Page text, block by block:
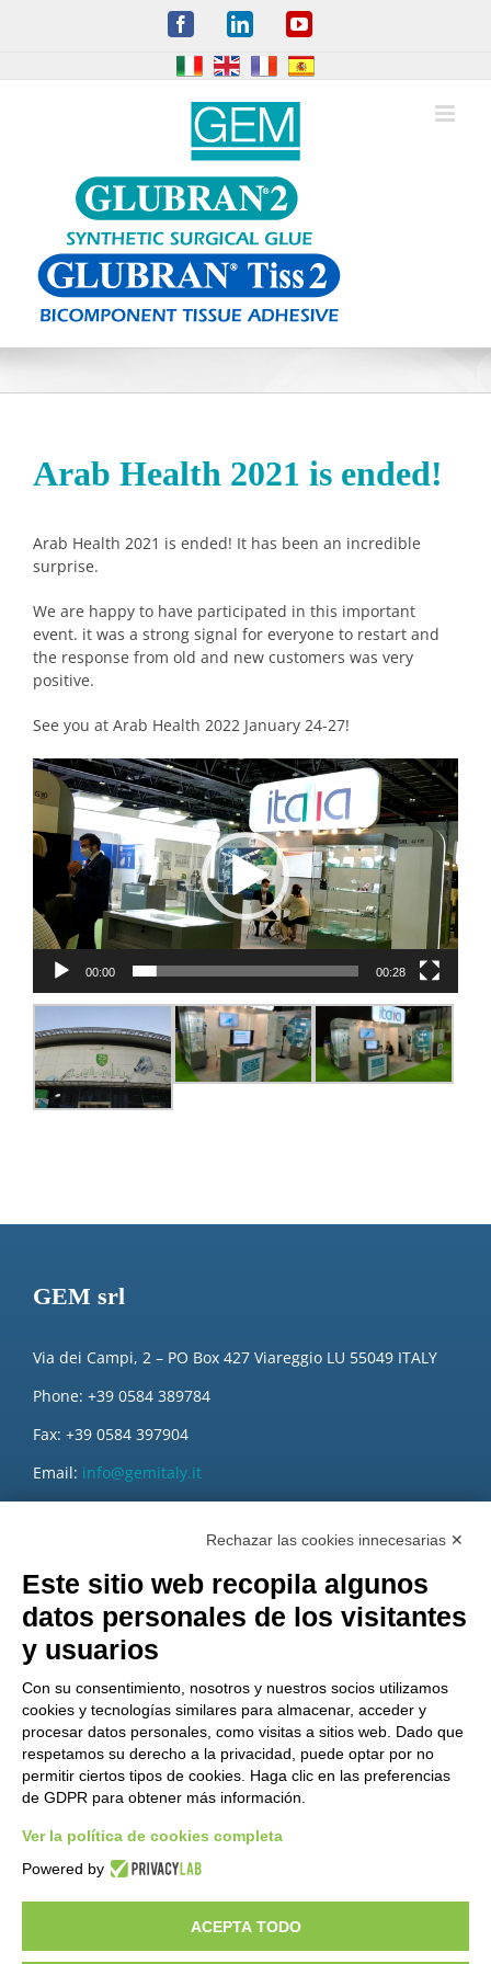
FacebookLinkedInYouTube
Arab Health 2021 is ended!
Arab Health 2021 is ended! It has been an incredible
surprise.
We are happy to have participated in this important
event. it was a strong signal for everyone to restart and
the response from old and new customers was very
positive.
See you at Arab Health 2022 January 24-27!
Reproductor
de
vídeo
00:00 00:28
GEM srl
Via dei Campi, 2 – PO Box 427 Viareggio LU 55049 ITALY
Phone: +39 0584 389784
Fax: +39 0584 397904
Email: info@gemitaly.it
¿Quieres ser un distribuidor de GEM?
Rechazar las cookies innecesarias ✕
Este sitio web recopila algunos
datos personales de los visitantes
y usuarios
Con su consentimiento, nosotros y nuestros socios utilizamos
cookies y tecnologías similares para almacenar, acceder y
procesar datos personales, como visitas a sitios web. Dado que
respetamos su derecho a la privacidad, puede optar por no
permitir ciertos tipos de cookies. Haga clic en las preferencias
de GDPR para obtener más información.
Ver la política de cookies completa
Powered by
ACEPTA TODO